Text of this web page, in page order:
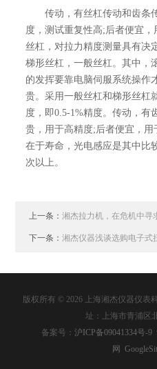
传动，有丝杠传动和齿条
度，测试重复性高;后者便宜，
丝杠，对拉力精度测量具有决
梯形丝杠，一般丝杠。其中，
的发挥要靠电脑伺服系统操作
贵。采用一般丝杠和梯形丝杠
度，即0.5-1%精度。传动，有
贵，用于高精度;后者便宜，
在于寿命，光电感应是其中比
次以上。
上一条：湘杰拉力机，在危机中寻
下一条：湘杰仪器浅谈选购电子式
版权所有 © 2026 上海湘杰仪器仪表
址：上海市青浦区
备案号： 沪ICP备09041334号-9
网